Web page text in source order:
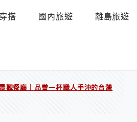
搭 國內旅遊 離島旅遊
觀餐廳｜品嘗一杯職人手沖的台灣